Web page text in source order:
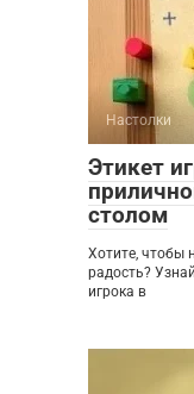
Настолки
Этикет
столом
Хотите, чтобы
радость?
игрока в